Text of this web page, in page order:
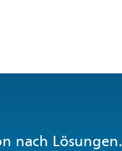
nach Lösungen.